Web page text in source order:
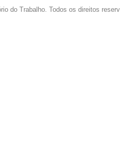
do Trabalho. Todos os direitos